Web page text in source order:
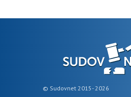
© Sudovnet 2015- 2026